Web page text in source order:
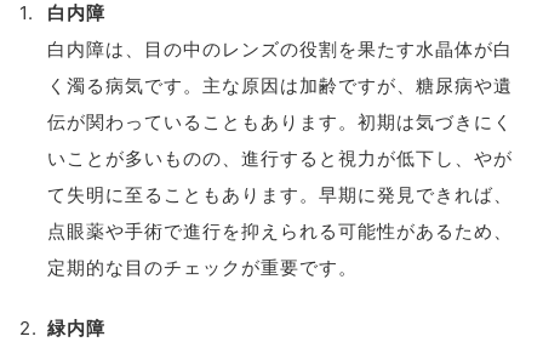
白内障
白内障は、目の中のレンズの役割を果たす水晶体が白
く濁る病気です。主な原因は加齢ですが、糖尿病や遺
伝が関わっていることもあります。初期は気づきにく
いことが多いものの、進行すると視力が低下し、やが
て失明に至ることもあります。早期に発見できれば、
点眼薬や手術で進行を抑えられる可能性があるため、
定期的な目のチェックが重要です。
緑内障